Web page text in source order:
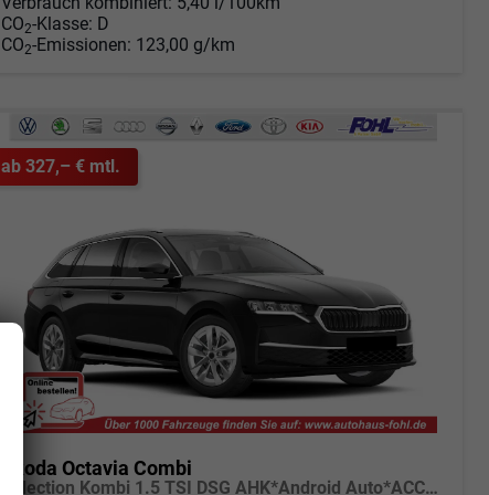
CO2-Klasse: D
CO2-Emissionen: 123,00 g/km
ab 327,– € mtl.
Skoda Octavia Combi
Selection Kombi 1.5 TSI DSG AHK*Android Auto*ACC*SHZ*E-Heck*Keyless*Kamera*2Z Klimaauto